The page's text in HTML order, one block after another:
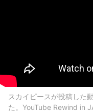
スカイピースが投稿した
た。YouTube Rewind in